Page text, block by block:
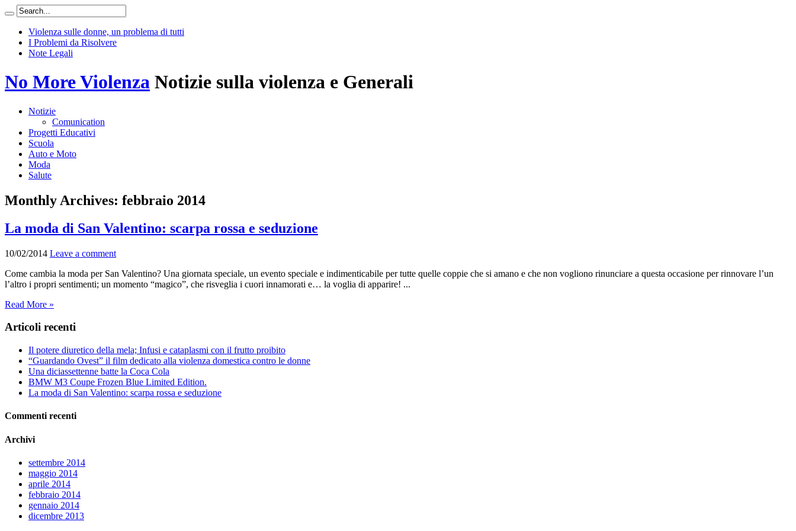
Violenza sulle donne, un problema di tutti
I Problemi da Risolvere
Note Legali
No More Violenza Notizie sulla violenza e Generali
Notizie
Comunication
Progetti Educativi
Scuola
Auto e Moto
Moda
Salute
Monthly Archives: febbraio 2014
La moda di San Valentino: scarpa rossa e seduzione
10/02/2014 Leave a comment
Come cambia la moda per San Valentino? Una giornata speciale, un evento speciale e indimenticabile per tutte quelle coppie che si amano e che non vogliono rinunciare a questa occasione per rinnovare l’un
l’altro i propri sentimenti; un momento “magico”, che risveglia i cuori innamorati e… la voglia di apparire! ...
Read More »
Articoli recenti
Il potere diuretico della mela; Infusi e cataplasmi con il frutto proibito
“Guardando Ovest” il film dedicato alla violenza domestica contro le donne
Una diciassettenne batte la Coca Cola
BMW M3 Coupe Frozen Blue Limited Edition.
La moda di San Valentino: scarpa rossa e seduzione
Commenti recenti
Archivi
settembre 2014
maggio 2014
aprile 2014
febbraio 2014
gennaio 2014
dicembre 2013